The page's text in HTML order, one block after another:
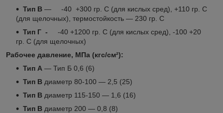
Тип В ― -40 +300 гр. С (для кислых сред), +110 гр. С
(для щелочных), термостойкость ― 230 гр. С
Тип Г - -40 +1200 гр. С (для кислых сред), -100 +20
гр. С (для щелочных)
Рабочее давление, МПа (кгс/см²):
Тип А ― Тип Б 0,6 (6)
Тип В диаметр 80-100 ― 2,5 (25)
Тип В диаметр 115-150 ― 1,6 (16)
Тип В диаметр 200 ― 0,8 (8)